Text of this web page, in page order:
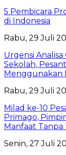
5 Pembicara
di Indonesia
Rabu, 29 Juli
Urgensi
Sekolah,
Menggunakan
Rabu, 29 Juli
Milad ke-10
Primago,
Manfaat Tanpa
Senin, 27 Juli